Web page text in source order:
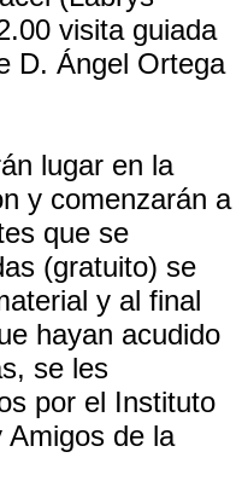
visita guiada
D. Ángel Ortega
lugar en la
y comenzarán a
que se
(gratuito) se
y al final
hayan acudido
se les
por el Instituto
Amigos de la